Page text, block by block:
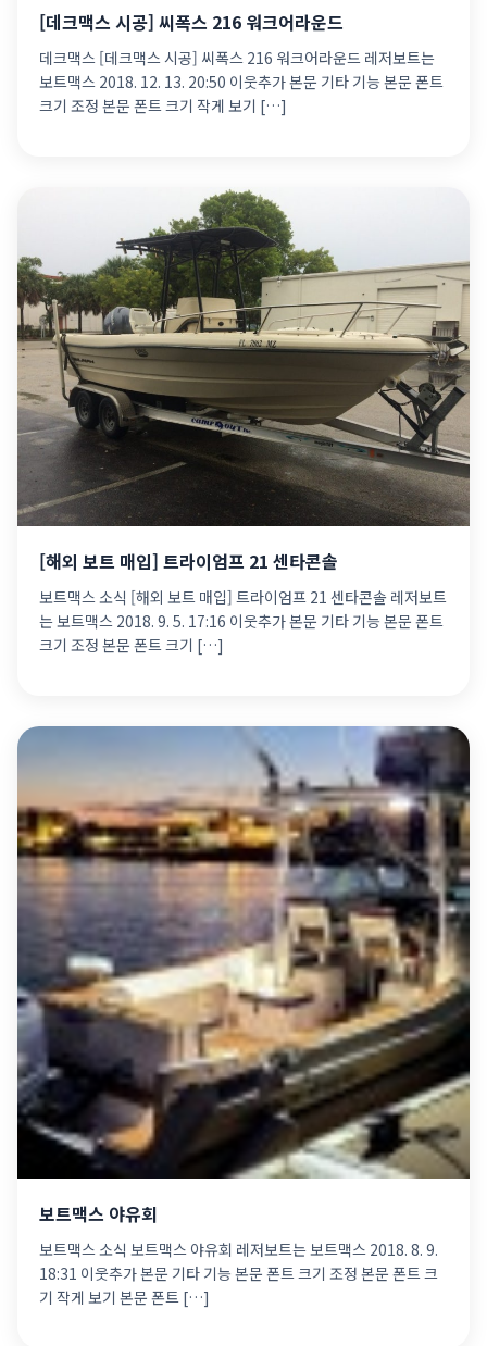
[데크맥스 시공] 씨폭스 216 워크어라운드
데크맥스 [데크맥스 시공] 씨폭스 216 워크어라운드 레저보트는
보트맥스 2018. 12. 13. 20:50 이웃추가 본문 기타 기능 본문 폰트
크기 조정 본문 폰트 크기 작게 보기 […]
[해외 보트 매입] 트라이엄프 21 센타콘솔
보트맥스 소식 [해외 보트 매입] 트라이엄프 21 센타콘솔 레저보트
는 보트맥스 2018. 9. 5. 17:16 이웃추가 본문 기타 기능 본문 폰트
크기 조정 본문 폰트 크기 […]
보트맥스 야유회
보트맥스 소식 보트맥스 야유회 레저보트는 보트맥스 2018. 8. 9.
18:31 이웃추가 본문 기타 기능 본문 폰트 크기 조정 본문 폰트 크
기 작게 보기 본문 폰트 […]